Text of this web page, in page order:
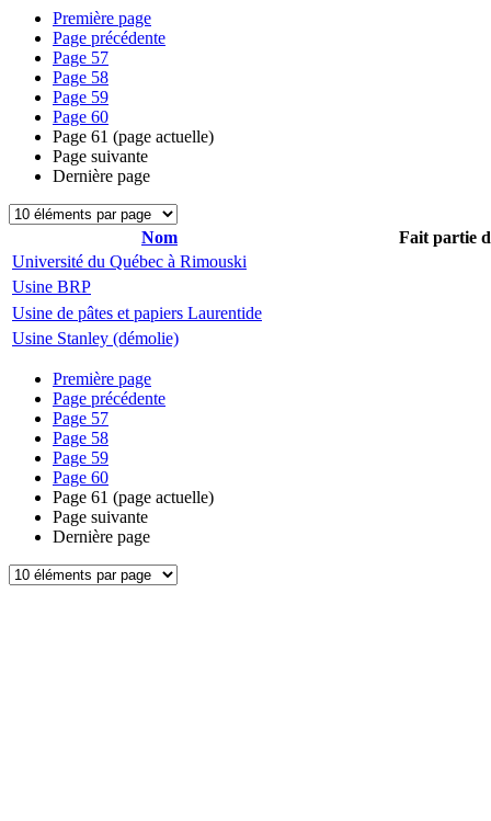
Première page
Page précédente
Page 57
Page 58
Page 59
Page 60
Page 61 (page actuelle)
Page suivante
Dernière page
Nom
Fait partie
Université du Québec à Rimouski
Usine BRP
Usine de pâtes et papiers Laurentide
Usine Stanley (démolie)
Première page
Page précédente
Page 57
Page 58
Page 59
Page 60
Page 61 (page actuelle)
Page suivante
Dernière page